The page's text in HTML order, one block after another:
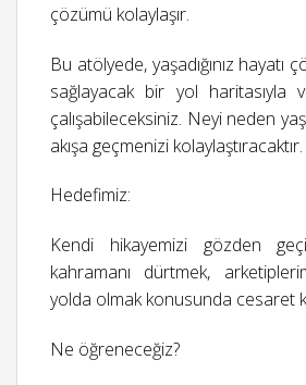
çözümü kolaylaşır.
Bu atölyede, yaşadığınız hayatı
sağlayacak bir yol haritasıyla
çalışabileceksiniz. Neyi neden
akışa geçmenizi kolaylaştıracaktır.
Hedefimiz:
Kendi hikayemizi gözden
kahramanı dürtmek,
yolda olmak konusunda cesaret
Ne öğreneceğiz?